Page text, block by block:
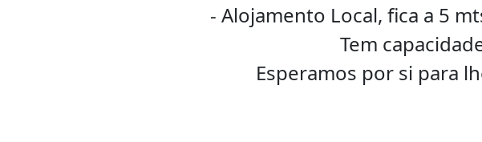
- Alojamento Local, fica a 5
Tem
Esperamos por si para